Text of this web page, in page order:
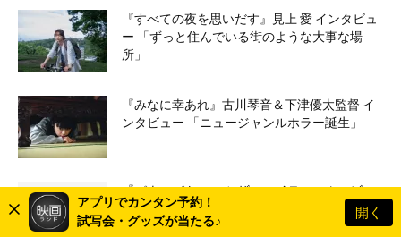
アプリでカンタン予約！
試写会・グッズが当たる♪
開く
『すべての夜を思いだす』見上 愛 インタビュ
ー 「ずっと住んでいる街のような大事な場
所」
『みなに幸あれ』古川琴音＆下津優太監督 イ
ンタビュー 「ニュージャンルホラー誕生」
『パウ・パトロール ザ・マイティ・ムービ
ー』安倍なつみ インタビュー「映画館に行く
と子供たちの成長を感じられる」